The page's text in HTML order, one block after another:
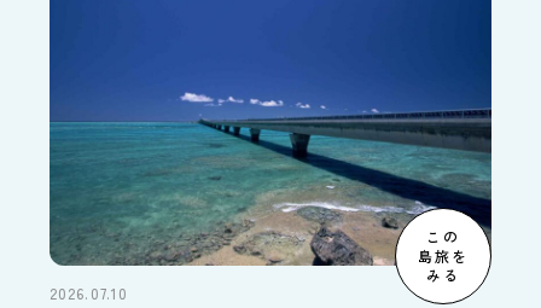
この
島旅を
みる
2026.07.10